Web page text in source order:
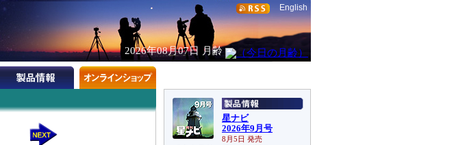
English
2026年08月07日 月齢
星ナビ
2026年9月号
8月5日 発売